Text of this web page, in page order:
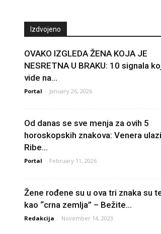
Izdvojeno
OVAKO IZGLEDA ŽENA KOJA JE
NESRETNA U BRAKU: 10 signala
vide na...
Portal - January 26, 2026
Od danas se sve menja za ovih 5
horoskopskih znakova: Venera
Ribe...
Portal - February 11, 2026
Žene rođene su u ova tri znaka su
kao “crna zemlja” – Bežite...
Redakcija - November 14, 2023